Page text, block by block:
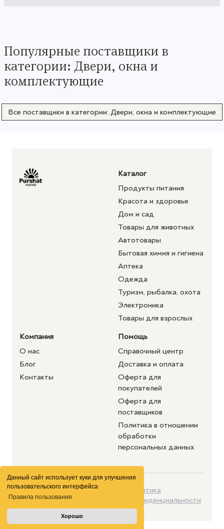
Данный сайт использует куки для улучшения
пользовательского интерфейса
Правила пользования
Хорошо
Популярные поставщики в
категории: Двери, окна и
комплектующие
Все поставщики в категории: Двери, окна и комплектующие
Каталог
Продукты питания
Красота и здоровье
Дом и сад
Товары для животных
Автотовары
Бытовая химия и гигиена
Аптека
Одежда
Туризм, рыбалка, охота
Электроника
Товары для взрослых
Компания
О нас
Блог
Контакты
Помощь
Справочный центр
Доставка и оплата
Оферта для
покупателей
Оферта для
поставщиков
Политика в отношении
обработки
персональных данных
©2026 purshat.market. Все
права защищены
Политика
конфиденциальности